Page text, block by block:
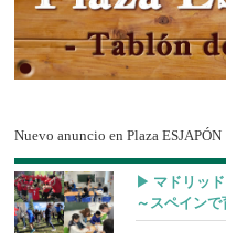
Nuevo anuncio en Plaza ESJAPÓN
▶︎ マドリッ
～スペイン